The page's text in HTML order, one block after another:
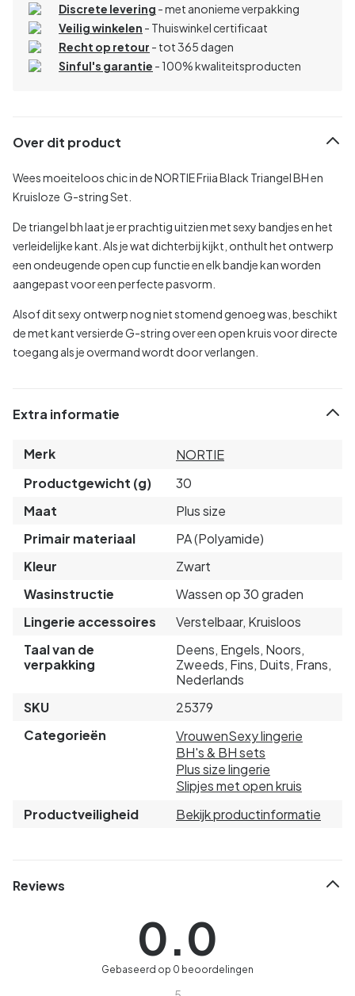
Discrete levering - met anonieme verpakking
Veilig winkelen - Thuiswinkel certificaat
Recht op retour - tot 365 dagen
Sinful's garantie - 100% kwaliteitsproducten
Over dit product
Wees moeiteloos chic in de NORTIE Friia Black Triangel BH en
Kruisloze G-string Set.
De triangel bh laat je er prachtig uitzien met sexy bandjes en het
verleidelijke kant. Als je wat dichterbij kijkt, onthult het ontwerp
een ondeugende open cup functie en elk bandje kan worden
aangepast voor een perfecte pasvorm.
Alsof dit sexy ontwerp nog niet stomend genoeg was, beschikt
de met kant versierde G-string over een open kruis voor directe
toegang als je overmand wordt door verlangen.
Extra informatie
Merk
NORTIE
Productgewicht (g)
30
Maat
Plus size
Primair materiaal
PA (Polyamide)
Kleur
Zwart
Wasinstructie
Wassen op 30 graden
Lingerie accessoires
Verstelbaar, Kruisloos
Taal van de
verpakking
Deens, Engels, Noors,
Zweeds, Fins, Duits, Frans,
Nederlands
SKU
25379
Categorieën
VrouwenSexy lingerie
BH's & BH sets
Plus size lingerie
Slipjes met open kruis
Productveiligheid
Bekijk productinformatie
Reviews
0.0
Gebaseerd op 0 beoordelingen